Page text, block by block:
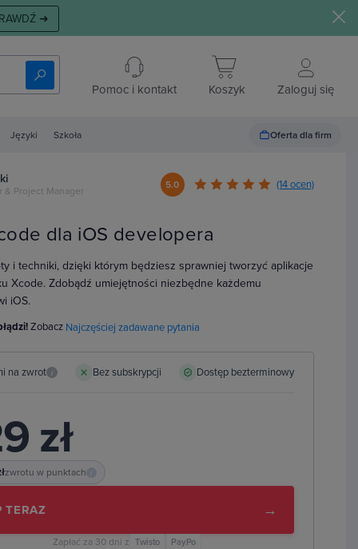
➜
Pomoc i kontakt Koszyk Zaloguj się
Języki Szkoła Oferta dla firm
& Project Manager
5.0 (14 ocen)
dla iOS developera
i techniki, dzięki którym będziesz sprawniej tworzyć aplikacje
Xcode. Zdobądź umiejętności niezbędne każdemu
iOS.
Zobacz Najczęściej zadawane pytania
na zwrot i Bez subskrypcji Dostęp bezterminowy
zł
zwrotu w punktach
TERAZ →
Zapłać za 30 dni z Twisto PayPo